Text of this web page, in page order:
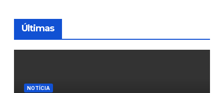
Últimas
NOTÍCIA